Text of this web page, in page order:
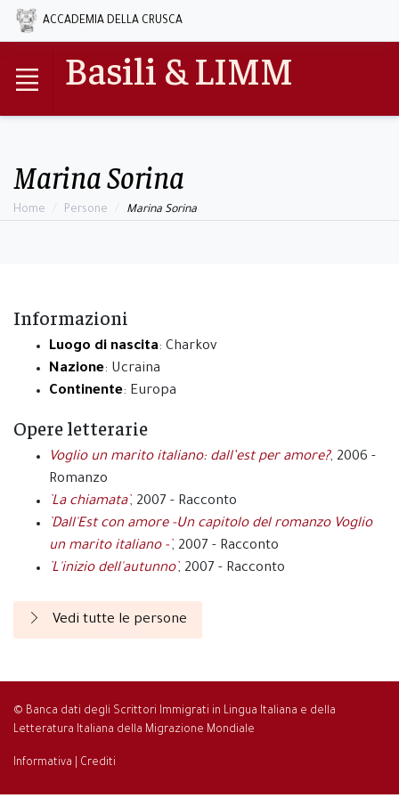
ACCADEMIA DELLA CRUSCA
Basili & LIMM
Marina Sorina
Home Persone Marina Sorina
Informazioni
Luogo di nascita: Charkov
Nazione: Ucraina
Continente: Europa
Opere letterarie
Voglio un marito italiano: dall’est per amore?, 2006 -
Romanzo
`La chiamata`, 2007 - Racconto
`Dall'Est con amore -Un capitolo del romanzo Voglio
un marito italiano -`, 2007 - Racconto
`L'inizio dell'autunno`, 2007 - Racconto
Vedi tutte le persone
© Banca dati degli Scrittori Immigrati in Lingua Italiana e della
Letteratura Italiana della Migrazione Mondiale
Informativa Crediti